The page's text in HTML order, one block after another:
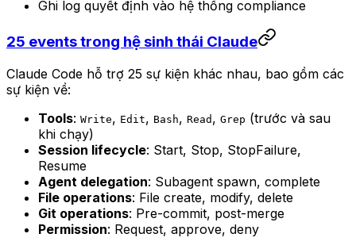
Ghi log quyết định vào hệ thống compliance
25 events trong hệ sinh thái Claude
Claude Code hỗ trợ 25 sự kiện khác nhau, bao gồm các
sự kiện về:
Tools: Write, Edit, Bash, Read , Grep (trước và sau
khi chạy)
Session lifecycle: Start, Stop, StopFailure,
Resume
Agent delegation: Subagent spawn, complete
File operations: File create, modify, delete
Git operations: Pre-commit, post-merge
Permission: Request, approve, deny